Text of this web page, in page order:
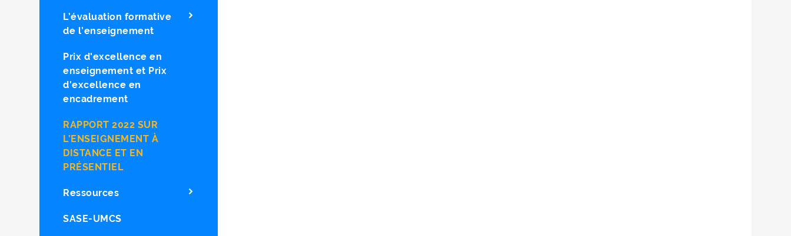
L’évaluation formative
de l’enseignement
Prix d'excellence en
enseignement et Prix
d'excellence en
encadrement
RAPPORT 2022 SUR
L’ENSEIGNEMENT À
DISTANCE ET EN
PRÉSENTIEL
Ressources
SASE-UMCS